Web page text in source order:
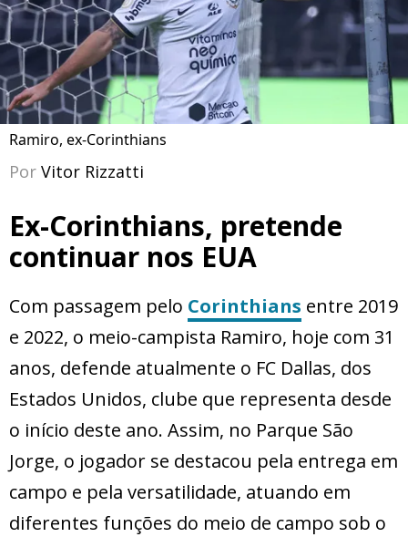
Ramiro, ex-Corinthians
Por Vitor Rizzatti
Ex-Corinthians, pretende
continuar nos EUA
Com passagem pelo Corinthians entre 2019
e 2022, o meio-campista Ramiro, hoje com 31
anos, defende atualmente o FC Dallas, dos
Estados Unidos, clube que representa desde
o início deste ano. Assim, no Parque São
Jorge, o jogador se destacou pela entrega em
campo e pela versatilidade, atuando em
diferentes funções do meio de campo sob o